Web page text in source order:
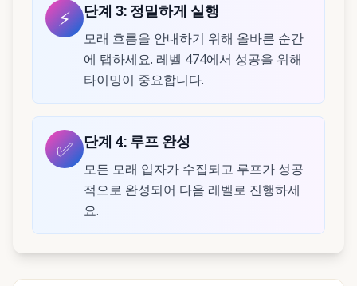
⚡ 단계 3: 정밀하게 실행
모래 흐름을 안내하기 위해 올바른 순간
에 탭하세요. 레벨 474에서 성공을 위해
타이밍이 중요합니다.
✅ 단계 4: 루프 완성
모든 모래 입자가 수집되고 루프가 성공
적으로 완성되어 다음 레벨로 진행하세
요.